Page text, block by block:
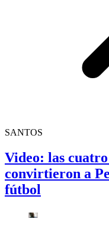
SANTOS
Video: las
convirtieron a
fútbol